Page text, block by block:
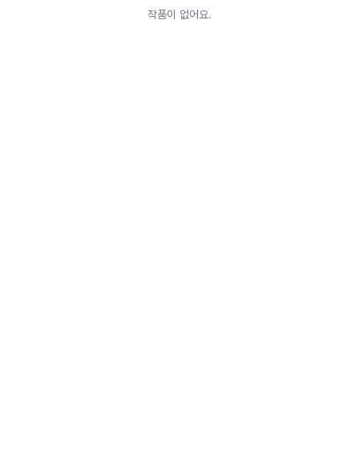
작품이 없어요.